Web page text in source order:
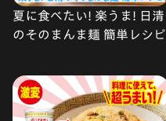
夏に食べたい! 楽うま! 日清
のそのまんま麺 簡単レシピ